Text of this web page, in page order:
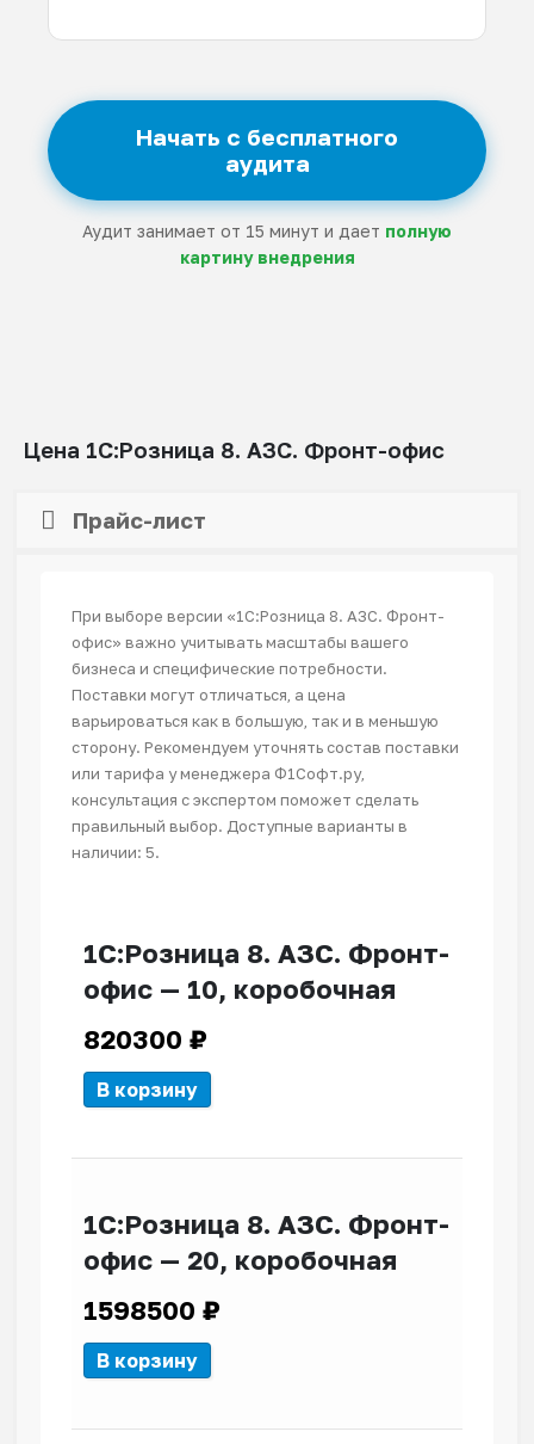
Начать с бесплатного
аудита
Аудит занимает от 15 минут и дает полную
картину внедрения
Цена 1С:Розница 8. АЗС. Фронт-офис
Прайс-лист
При выборе версии «1С:Розница 8. АЗС. Фронт-
офис» важно учитывать масштабы вашего
бизнеса и специфические потребности.
Поставки могут отличаться, а цена
варьироваться как в большую, так и в меньшую
сторону. Рекомендуем уточнять состав поставки
или тарифа у менеджера Ф1Софт.ру,
консультация с экспертом поможет сделать
правильный выбор. Доступные варианты в
наличии: 5.
1С:Розница 8. АЗС. Фронт-
офис — 10, коробочная
820300 ₽
В корзину
1С:Розница 8. АЗС. Фронт-
офис — 20, коробочная
1598500 ₽
В корзину